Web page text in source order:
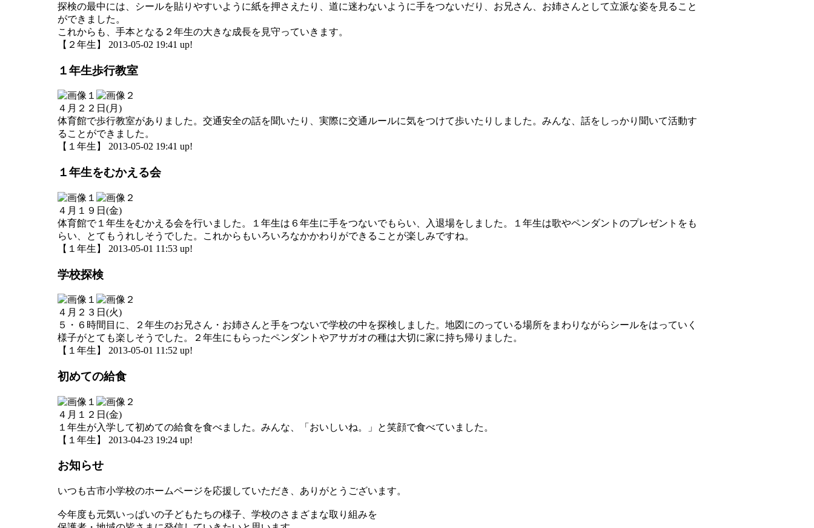
探検の最中には、シールを貼りやすいように紙を押さえたり、道に迷わないように手をつないだり、お兄さん、お姉さんとして立派な姿を見ること
ができました。
これからも、手本となる２年生の大きな成長を見守っていきます。
【２年生】 2013-05-02 19:41 up!
１年生歩行教室
４月２２日(月)
体育館で歩行教室がありました。交通安全の話を聞いたり、実際に交通ルールに気をつけて歩いたりしました。みんな、話をしっかり聞いて活動す
ることができました。
【１年生】 2013-05-02 19:41 up!
１年生をむかえる会
４月１９日(金)
体育館で１年生をむかえる会を行いました。１年生は６年生に手をつないでもらい、入退場をしました。１年生は歌やペンダントのプレゼントをも
らい、とてもうれしそうでした。これからもいろいろなかかわりができることが楽しみですね。
【１年生】 2013-05-01 11:53 up!
学校探検
４月２３日(火)
５・６時間目に、２年生のお兄さん・お姉さんと手をつないで学校の中を探検しました。地図にのっている場所をまわりながらシールをはっていく
様子がとても楽しそうでした。２年生にもらったペンダントやアサガオの種は大切に家に持ち帰りました。
【１年生】 2013-05-01 11:52 up!
初めての給食
４月１２日(金)
１年生が入学して初めての給食を食べました。みんな、「おいしいね。」と笑顔で食べていました。
【１年生】 2013-04-23 19:24 up!
お知らせ
いつも古市小学校のホームページを応援していただき、ありがとうございます。
今年度も元気いっぱいの子どもたちの様子、学校のさまざまな取り組みを